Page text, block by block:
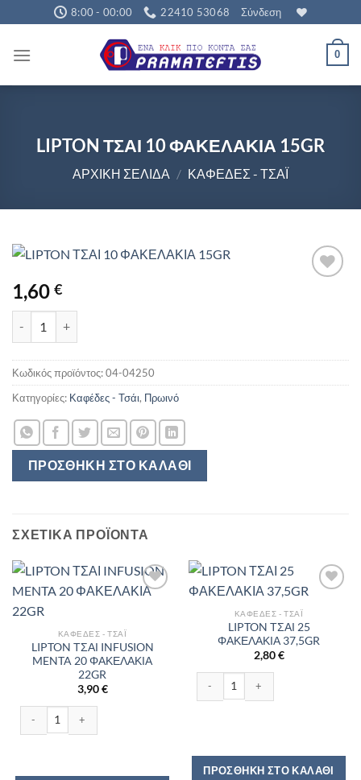
Μετάβαση
στο
περιεχόμενο
8:00 - 00:00 22410 53068 Σύνδεση
0
LIPTON ΤΣΑΙ 10 ΦΑΚΕΛΑΚΙΑ 15GR
ΑΡΧΙΚΉ ΣΕΛΊΔΑ / ΚΑΦΈΔΕΣ - ΤΣΆΙ
1,60 €
ΠΡΟΣΘΉΚΗ ΣΤΟ ΚΑΛΆΘΙ
Κωδικός προϊόντος:04-04250
Κατηγορίες: Καφέδες - Τσάι, Πρωινό
ΣΧΕΤΙΚΆ ΠΡΟΪΌΝΤΑ
ΚΑΦΈΔΕΣ - ΤΣΆΙ
LIPTON ΤΣΑΙ INFUSION
MENTA 20 ΦΑΚΕΛΑΚΙΑ
22GR
3,90€
ΚΑΦΈΔΕΣ - ΤΣΆΙ
LIPTON ΤΣΑΙ 25
ΦΑΚΕΛΑΚΙΑ 37,5GR
2,80€
ΠΡΟΣΘΉΚΗ ΣΤΟ ΚΑΛΆΘΙ